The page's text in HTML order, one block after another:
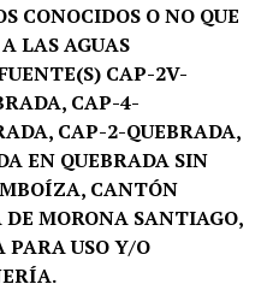
CONOCIDOS O NO QUE
LAS AGUAS
CAP-2V-
CAP-4-
CAP-2-QUEBRADA,
EN QUEBRADA SIN
CANTÓN
MORONA SANTIAGO,
PARA USO Y/O